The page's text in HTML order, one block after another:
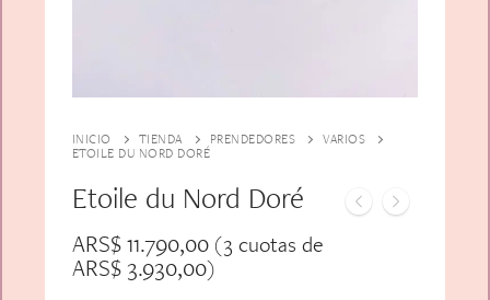
INICIO TIENDA PRENDEDORES
VARIOS
ETOILE DU NORD DORÉ
Etoile du Nord Doré
ARS$11.790,00(3 cuotas de
ARS$3.930,00)